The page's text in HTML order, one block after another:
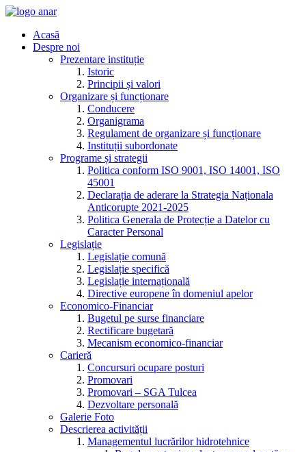
Acasă
Despre noi
Prezentare instituție
Istoric
Principii și valori
Organizare și funcționare
Conducere
Organigrama
Regulament de organizare și funcționare
Instituții subordonate
Programe și strategii
Politica conform ISO 9001, ISO 14001, ISO
45001
Declarația de aderare la Strategia Naționala
Anticorupte 2021-2025
Politica Generala de Protecție a Datelor cu
Caracter Personal
Legislație
Legislație comună
Legislație specifică
Legislație internațională
Directive europene în domeniul apelor
Economico-Financiar
Bugetul pe surse financiare
Rectificare bugetară
Mecanism economico-financiar
Carieră
Concursuri ocupare posturi
Promovari
Promovari – SGA Tulcea
Dezvoltare personală
Galerie Foto
Descrierea activității
Managementul lucrărilor hidrotehnice